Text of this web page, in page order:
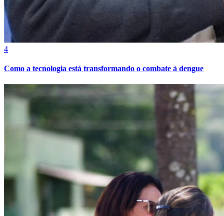
Cruzeiro
4
Como a tecnologia está transformando o combate à dengue